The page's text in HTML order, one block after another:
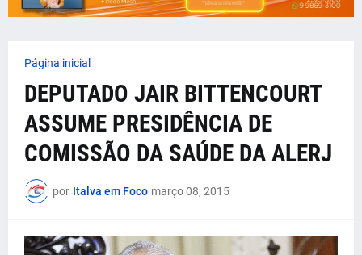
Página inicial
DEPUTADO JAIR BITTENCOURT
ASSUME PRESIDÊNCIA DE
COMISSÃO DA SAÚDE DA ALERJ
por Italva em Foco março 08, 2015